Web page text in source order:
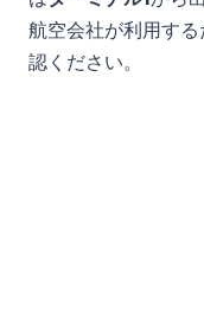
航空会社が利用す
認ください。